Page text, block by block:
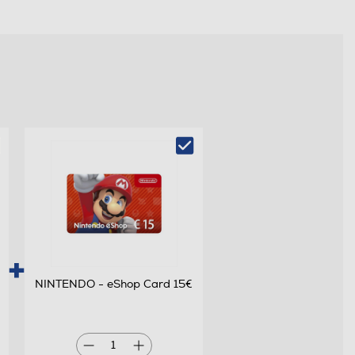
NINTENDO - eShop Card 15€
1